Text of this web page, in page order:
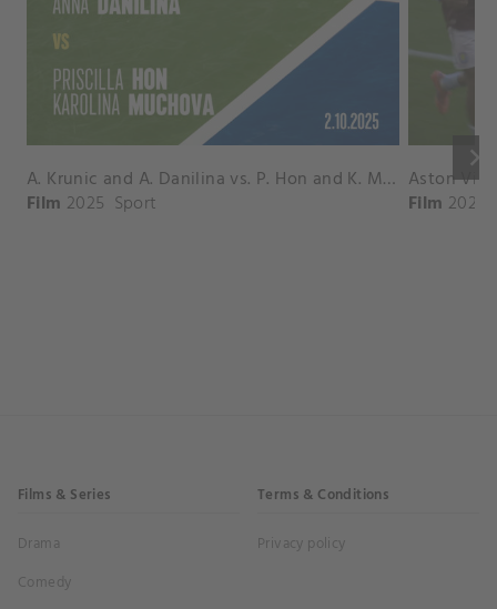
keyboard_arrow_right
A. Krunic and A. Danilina vs. P. Hon and K. Muchova Match Highlights - BEIJING_Capital Group Diamond ( October 02, 2025)
Film 2025 Sport Film 2026
Films & Series
Drama
Comedy
Terms & Conditions
Privacy policy